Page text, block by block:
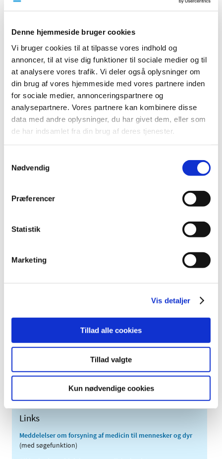
Denne hjemmeside bruger cookies
Vi bruger cookies til at tilpasse vores indhold og
annoncer, til at vise dig funktioner til sociale medier og til
at analysere vores trafik. Vi deler også oplysninger om
din brug af vores hjemmeside med vores partnere inden
for sociale medier, annonceringspartnere og
analysepartnere. Vores partnere kan kombinere disse
data med andre oplysninger, du har givet dem, eller som
de har indsamlet fra din brug af deres tjenester.
Nødvendig
Præferencer
Statistik
Marketing
Vis detaljer
Tillad alle cookies
Tillad valgte
Kun nødvendige cookies
2021 (516)
2019 (159)
2018 (150)
2017 (167)
2016 (167)
2015 (33)
2014 (44)
december (3)
november (3)
oktober (1)
august (4)
juni (8)
marts (3)
januar (3)
2010 (7)
2008 (8)
2006 (9)
Links
Meddelelser om forsyning af medicin til mennesker og dyr
(med søgefunktion)